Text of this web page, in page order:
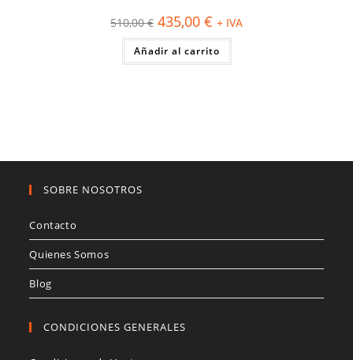
510,00€ El
precio
original
era:
510,00 €.
435,00 € El
precio
actual
es:
435,00 €.
+ IVA
Añadir al carrito
SOBRE NOSOTROS
Contacto
Quienes Somos
Blog
CONDICIONES GENERALES